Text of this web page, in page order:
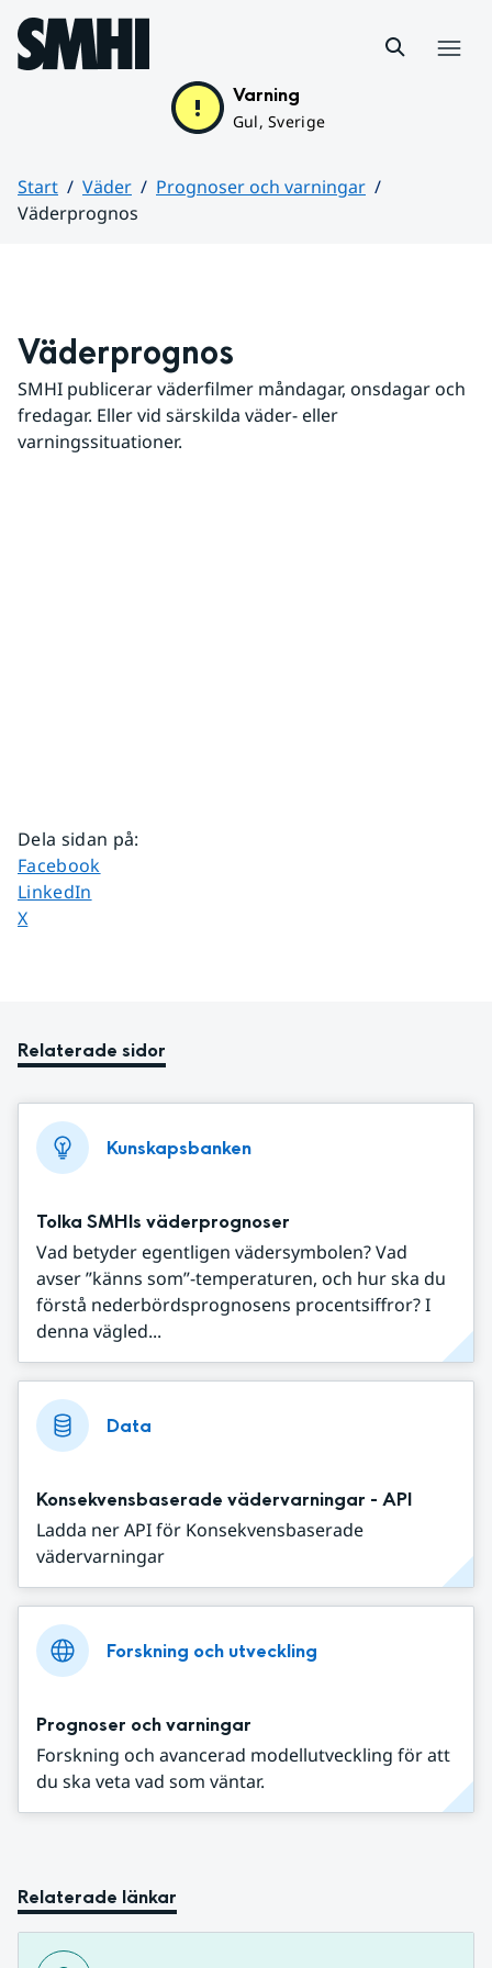
Hoppa till sidans innehåll
Varning
Gul, Sverige
Start Väder
Prognoser och varningar
Väderprognos
Väderprognos
SMHI publicerar väderfilmer måndagar, onsdagar och
fredagar. Eller vid särskilda väder- eller
varningssituationer.
Dela sidan på:
Dela sidan på
Facebook
Dela sidan på
LinkedIn
Dela sidan på
X
Relaterade sidor
Kunskapsbanken
Tolka SMHIs väderprognoser
Vad betyder egentligen vädersymbolen? Vad
avser ”känns som”-temperaturen, och hur ska du
förstå nederbördsprognosens procentsiffror? I
denna vägled...
Data
Konsekvensbaserade vädervarningar - API
Ladda ner API för Konsekvensbaserade
vädervarningar
Forskning och utveckling
Prognoser och varningar
Forskning och avancerad modellutveckling för att
du ska veta vad som väntar.
Relaterade länkar